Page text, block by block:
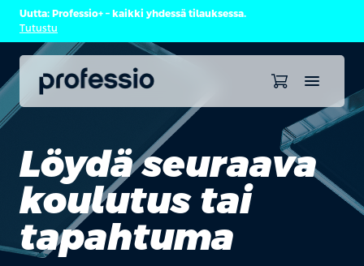
Uutta: Professio+ – kaikki yhdessä tilauksessa.
Tutustu
Löydä seuraava
koulutus tai
tapahtuma